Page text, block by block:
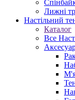
Лижні
Настільний
Каталог
Все